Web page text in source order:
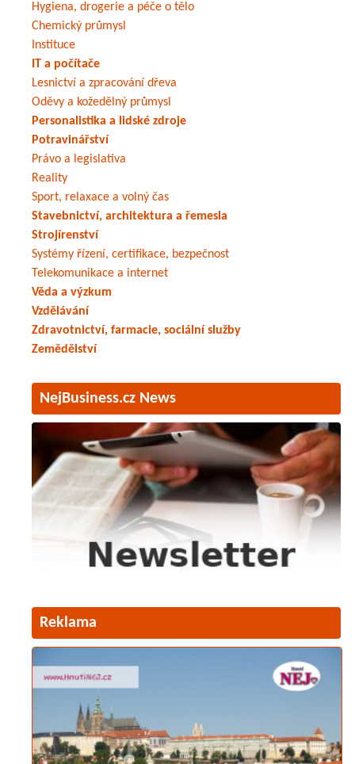
Hygiena, drogerie a péče o tělo
Chemický průmysl
Instituce
IT a počítače
Lesnictví a zpracování dřeva
Oděvy a kožedělný průmysl
Personalistika a lidské zdroje
Potravinářství
Právo a legislativa
Reality
Sport, relaxace a volný čas
Stavebnictví, architektura a řemesla
Strojírenství
Systémy řízení, certifikace, bezpečnost
Telekomunikace a internet
Věda a výzkum
Vzdělávání
Zdravotnictví, farmacie, sociální služby
Zemědělství
NejBusiness.cz News
Reklama